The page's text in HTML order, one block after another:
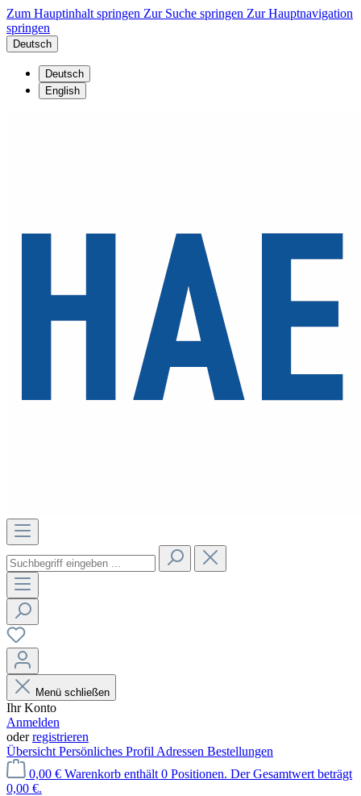
Zum Hauptinhalt springen Zur Suche springen Zur Hauptnavigation
springen
Deutsch
Deutsch
English
Menü schließen
Ihr Konto
Anmelden
oderregistrieren
Übersicht Persönliches Profil Adressen Bestellungen
0,00 € Warenkorb enthält 0 Positionen. Der Gesamtwert beträgt
0,00 €.